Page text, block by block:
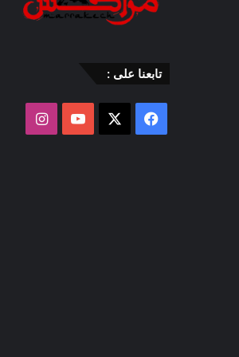
تابعنا على :
فيسبوك ‫YouTube